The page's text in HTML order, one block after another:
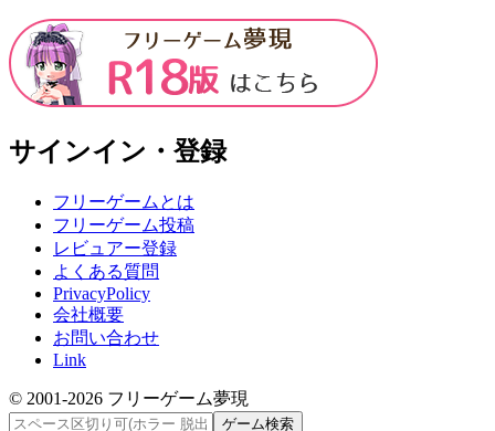
サインイン・登録
フリーゲームとは
フリーゲーム投稿
レビュアー登録
よくある質問
PrivacyPolicy
会社概要
お問い合わせ
Link
© 2001-2026 フリーゲーム夢現